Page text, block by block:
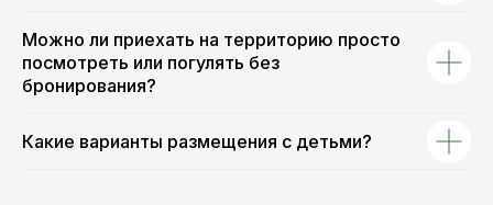
Можно ли приехать на территорию просто
посмотреть или погулять без
бронирования?
Какие варианты размещения с детьми?